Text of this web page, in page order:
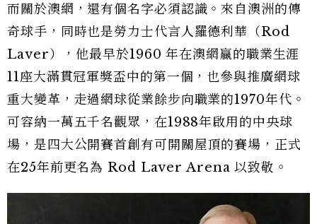
而關於澳網，還有個名字必須認識。來自澳洲的傳
奇球手，同時也是勞力士代言人羅德利華（Rod
Laver），他最早於1960 年在澳網贏的職業生涯
11座大滿貫冠軍獎盃中的第一個，也參與推廣網球
重大變革，走過網球從業餘步向職業的1970年代。
可容納一萬五千名觀眾，在1988年啟用的中央球
場，是四大公開賽首創有可開關屋頂的賽場，正式
在25年前更名為 Rod Laver Arena 以致敬。